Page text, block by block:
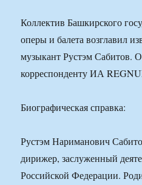
Коллектив Башкирского
оперы и балета возглавил
музыкант Рустэм Сабитов.
корреспонденту ИА
Биографическая справка:
Рустэм Нариманович
дирижер, заслуженный
Российской Федерации.